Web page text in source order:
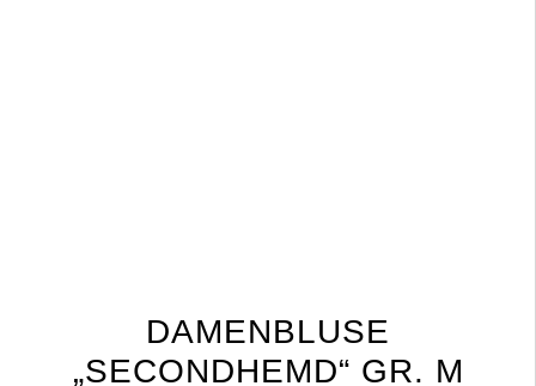
DAMENBLUSE
„SECONDHEMD“ GR. M